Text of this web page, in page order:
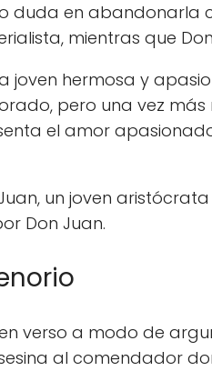
duda en
mientras que
joven hermosa y
pero una vez
el amor
un joven
Don Juan.
verso a modo de
al comendador